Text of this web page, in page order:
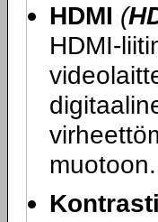
HDMI (
HDMI-
muotoon.
Kontrasti